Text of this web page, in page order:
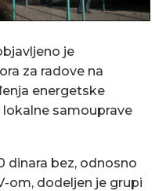
je
za radove na
energetske
samouprave
dinara bez, odnosno
om, dodeljen je grupi